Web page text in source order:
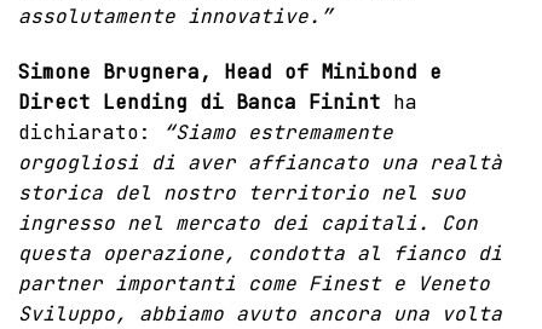
assolutamente innovative.”
Simone Brugnera, Head of Minibond e
Direct Lending di Banca Finint ha
dichiarato:
“Siamo estremamente
orgogliosi di aver affiancato una realtà
storica del nostro territorio nel suo
ingresso nel mercato dei capitali. Con
questa operazione, condotta al fianco di
partner importanti come Finest e Veneto
Sviluppo, abbiamo avuto ancora una volta